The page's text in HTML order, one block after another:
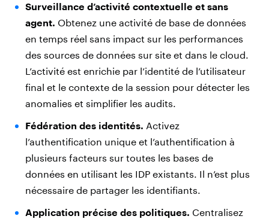
Surveillance d’activité contextuelle et sans
agent. Obtenez une activité de base de données
en temps réel sans impact sur les performances
des sources de données sur site et dans le cloud.
L’activité est enrichie par l’identité de l’utilisateur
final et le contexte de la session pour détecter les
anomalies et simplifier les audits.
Fédération des identités. Activez
l’authentification unique et l’authentification à
plusieurs facteurs sur toutes les bases de
données en utilisant les IDP existants. Il n’est plus
nécessaire de partager les identifiants.
Application précise des politiques. Centralisez